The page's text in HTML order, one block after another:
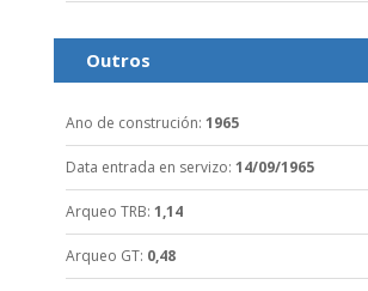
Outros
Ano de construción: 1965
Data entrada en servizo: 14/09/1965
Arqueo TRB: 1,14
Arqueo GT: 0,48